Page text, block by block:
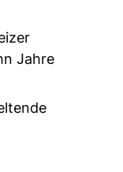
Jahre